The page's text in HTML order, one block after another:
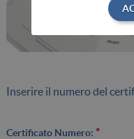
Inserire il numero del
Certificato Numero: *